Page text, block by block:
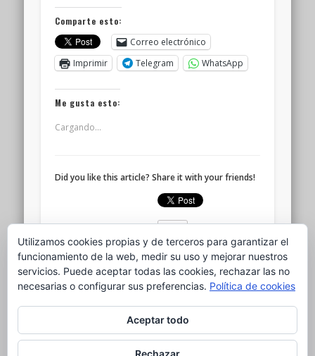
Comparte esto:
Correo electrónico
Imprimir
Telegram WhatsApp
Me gusta esto:
Cargando...
Did you like this article? Share it with your friends!
Written byganso
Utilizamos cookies propias y de terceros para garantizar el
funcionamiento de la web, medir su uso y mejorar nuestros
servicios. Puede aceptar todas las cookies, rechazar las no
necesarias o configurar sus preferencias. Política de cookies
Aceptar todo
Rechazar